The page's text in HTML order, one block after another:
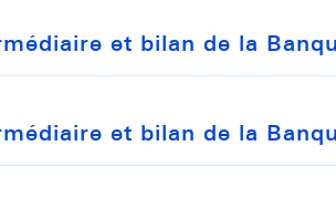
et bilan de la
et bilan de la